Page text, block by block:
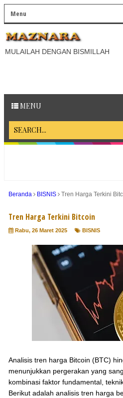
MULAILAH DENGAN BISMILLAH
MENU
Beranda BISNIS Tren Harga Terkini
Tren Harga Terkini Bitcoin
Rabu, 26 Maret 2025 BISNIS
Analisis tren harga Bitcoin (BTC)
menunjukkan pergerakan yang
kombinasi faktor fundamental,
Berikut adalah analisis tren harga